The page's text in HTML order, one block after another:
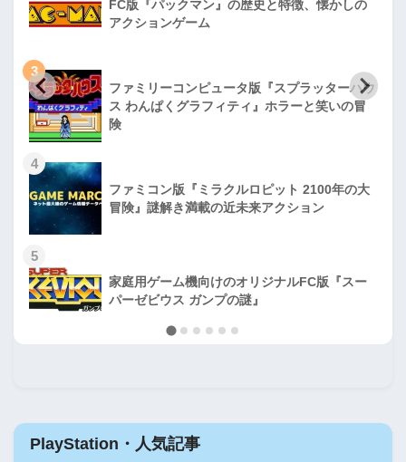
FC版『パックマン』の歴史と特徴、懐かしの
アクションゲーム
3
ファミリーコンピュータ版『スプラッターハウ
ス わんぱくグラフィティ』ホラーと笑いの冒
険
4
ファミコン版『ミラクルロピット 2100年の大
冒険』謎解き満載の近未来アクション
5
家庭用ゲーム機向けのオリジナルFC版『スー
パーゼビウス ガンプの謎』
PlayStation・人気記事